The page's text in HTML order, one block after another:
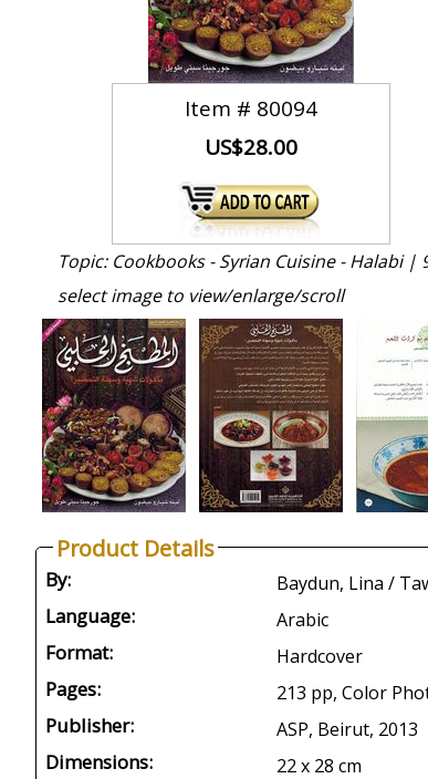
Item # 80094
US$28.00
Topic: Cookbooks - Syrian Cuisine - Halabi |
select image to view/enlarge/scroll
Product Details
By:
Language: Arabic
Format: Hardcover
Pages: 213 pp, Color
Publisher: ASP, Beirut, 2013
Dimensions: 22 x 28 cm